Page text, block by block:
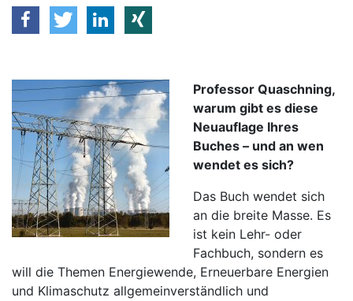
Pro­fessor Quaschning,
warum gibt es diese
Neu­auflage Ihres
Buches – und an wen
wendet es sich?
Das Buch wendet sich
an die breite Masse. Es
ist kein Lehr- oder
Fachbuch, sondern es
will die Themen Energie­wende, Erneuerbare Energien
und Klimaschutz allgemeinverständlich und